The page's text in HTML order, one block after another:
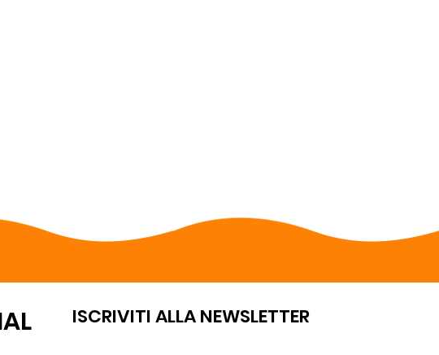
ISCRIVITI ALLA NEWSLETTER